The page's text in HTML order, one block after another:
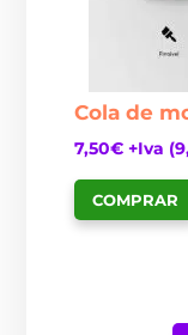
Cola de
7,50€ +Iva (
COMPRAR